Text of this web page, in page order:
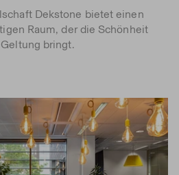
Dekstone bietet einen
Raum, der die Schönheit
bringt.